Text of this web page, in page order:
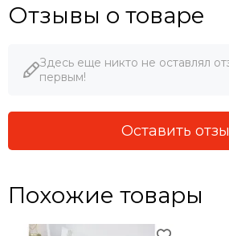
Отзывы о товаре
Здесь еще никто не оставлял
первым!
Оставить
Похожие товары